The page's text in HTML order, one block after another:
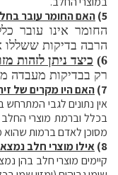
5) האם החומר עובר
החומר אינו עובר
הרבה בדיקות ששללו
6) כיצד ניתן לזהות
רק בבדיקות מעבדה
7) האם היו מקרים של
אין נתונים לגבי
בכלל וברמת מוצרי
מסוכן לאדם ברמות שהוא
8) אילו מוצרי חלב
קיימים מוצרי חלב בהן